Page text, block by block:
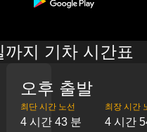
지 기차 시간표
오후 출발
최단 시간 노선
4 시간 43 분
최장 시간
4 시간